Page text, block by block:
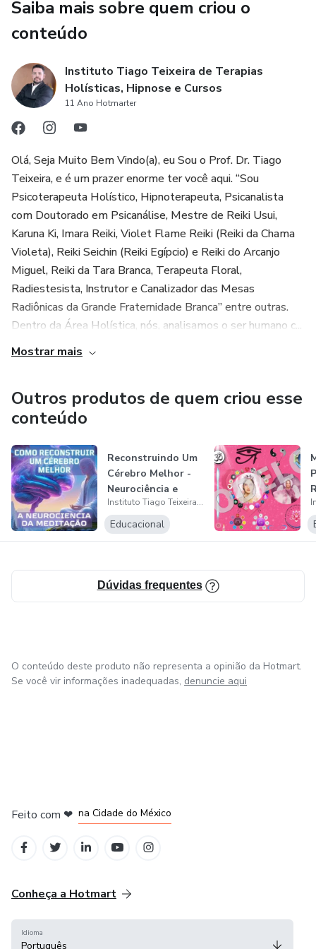
Saiba mais sobre quem criou o
conteúdo
Instituto Tiago Teixeira de Terapias
Holísticas, Hipnose e Cursos
11 Ano Hotmarter
Olá, Seja Muito Bem Vindo(a), eu Sou o Prof. Dr. Tiago
Teixeira, e é um prazer enorme ter você aqui. “Sou
Psicoterapeuta Holístico, Hipnoterapeuta, Psicanalista
com Doutorado em Psicanálise, Mestre de Reiki Usui,
Karuna Ki, Imara Reiki, Violet Flame Reiki (Reiki da Chama
Violeta), Reiki Seichin (Reiki Egípcio) e Reiki do Arcanjo
Miguel, Reiki da Tara Branca, Terapeuta Floral,
Radiestesista, Instrutor e Canalizador das Mesas
Radiônicas da Grande Fraternidade Branca” entre outras.
Dentro da Área Holística, nós, analisamos o ser humano c...
Mostrar mais
Outros produtos de quem criou esse
conteúdo
Reconstruindo Um
Cérebro Melhor -
Neurociência e
Meditação
Instituto Tiago Teixeira de Terapias Holísticas, Hipnose e Cursos
Educacional
S
Dúvidas frequentes
O conteúdo deste produto não representa a opinião da Hotmart.
Se você vir informações inadequadas, denuncie aqui
Feito com ❤ na Cidade do México
Conheça a Hotmart
Idioma
Português